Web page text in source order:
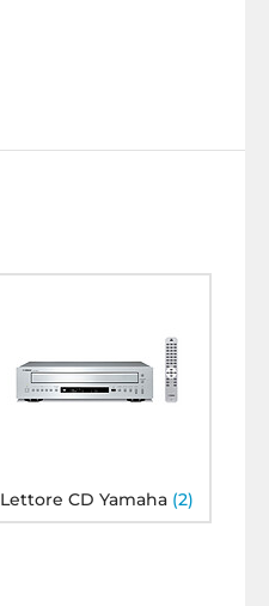
Lettore CD Yamaha (2)